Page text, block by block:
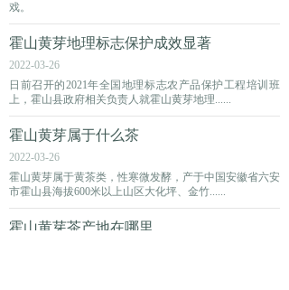
戏。
霍山黄芽地理标志保护成效显著
2022-03-26
日前召开的2021年全国地理标志农产品保护工程培训班
上，霍山县政府相关负责人就霍山黄芽地理......
霍山黄芽属于什么茶
2022-03-26
霍山黄芽属于黄茶类，性寒微发酵，产于中国安徽省六安
市霍山县海拔600米以上山区大化坪、金竹......
霍山黄芽茶产地在哪里